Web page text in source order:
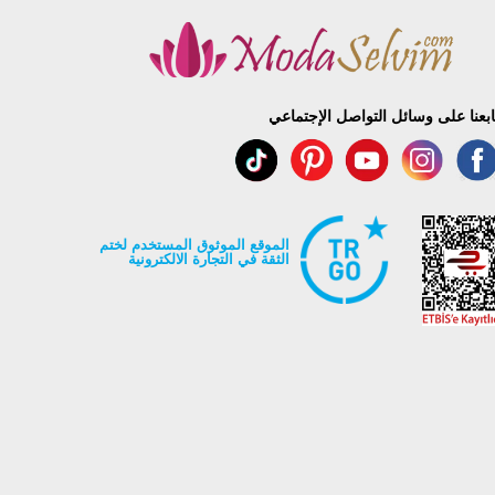
100
100
100
على وسائل التواصل الإجتماعي
الموقع الموثوق المستخدم لختم
الثقة في التجارة الالكترونية